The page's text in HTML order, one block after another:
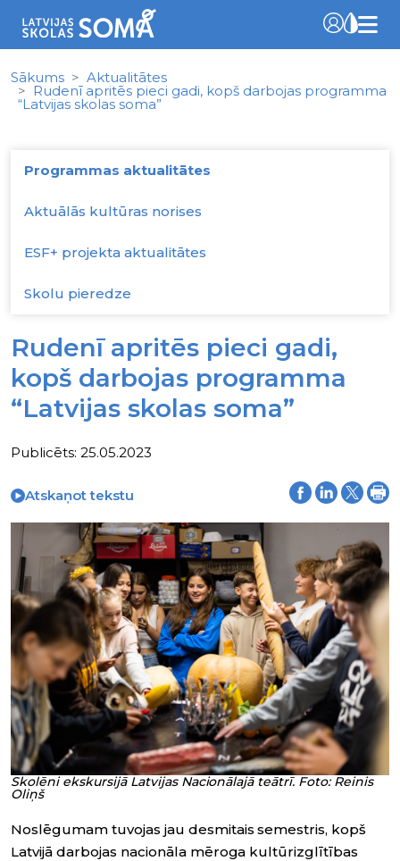
Sākums Aktualitātes
Rudenī apritēs pieci gadi, kopš darbojas programma
“Latvijas skolas soma”
Programmas aktualitātes
Aktuālās kultūras norises
ESF+ projekta aktualitātes
Skolu pieredze
Rudenī apritēs pieci gadi,
kopš darbojas programma
“Latvijas skolas soma”
Publicēts: 25.05.2023
Atskaņot tekstu
Skolēni ekskursijā Latvijas Nacionālajā teātrī. Foto: Reinis
Oliņš
Noslēgumam tuvojas jau desmitais semestris, kopš
Latvijā darbojas nacionāla mēroga kultūrizglītības